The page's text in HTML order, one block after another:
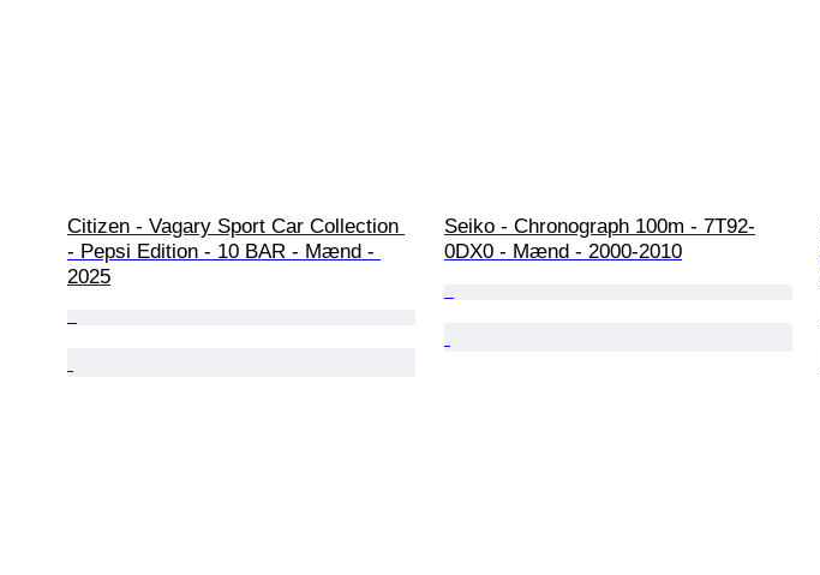
Citizen - Vagary Sport Car Collection
- Pepsi Edition - 10 BAR - Mænd -
2025
Seiko - Chronograph 100m - 7T92-
0DX0 - Mænd - 2000-2010